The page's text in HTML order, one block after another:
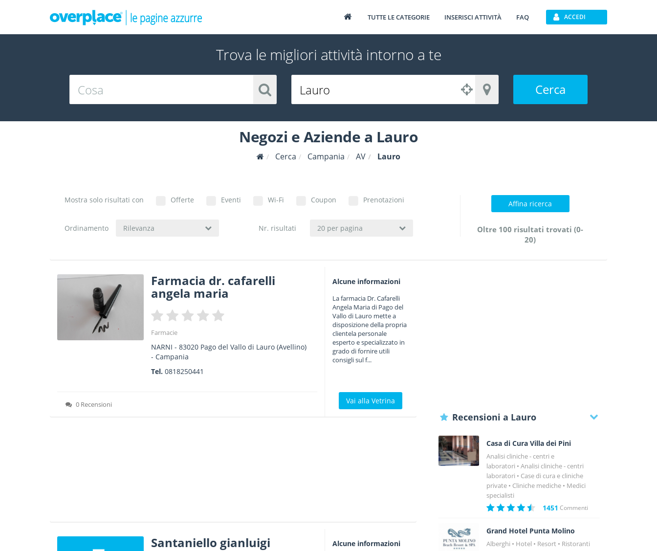
TUTTE LE CATEGORIE INSERISCI ATTIVITÀ FAQ ACCEDI
Trova le migliori attività intorno a te
Cerca
Negozi e Aziende a Lauro
Cerca Campania AV Lauro
Mostra solo risultati con Offerte Eventi Wi-Fi Coupon Prenotazioni
Ordinamento Rilevanza Nr. risultati 20 per pagina
Affina ricerca
Oltre 100 risultati trovati (0-
20)
Farmacia dr. cafarelli
angela maria
Farmacie
NARNI -83020 Pago del Vallo di Lauro (Avellino)
-Campania
Tel.0818250441
0 Recensioni
Alcune informazioni
La farmacia Dr. Cafarelli
Angela Maria di Pago del
Vallo di Lauro mette a
disposizione della propria
clientela personale
esperto e specializzato in
grado di fornire utili
consigli sul f...
Vai alla Vetrina
Santaniello gianluigi Alcune informazioni
Recensioni a Lauro
Casa di Cura Villa dei Pini
Analisi cliniche - centri e
laboratori
Analisi cliniche - centri
laboratori
Case di cura e cliniche
private
Cliniche mediche
Medici
specialisti
1451 Commenti
Grand Hotel Punta Molino
Alberghi Hotel Resort Ristoranti